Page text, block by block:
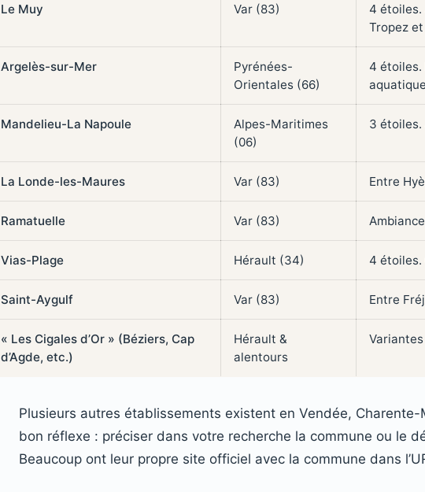
Le Muy Var (83)
4
Tropez
Argelès-sur-Mer
Pyrénées-
Orientales (66)
4 étoiles.
Mandelieu-La Napoule
Alpes-Maritimes
(06)
3 étoiles.
La Londe-les-Maures Var (83) Entre
Ramatuelle Var (83)
Vias-Plage Hérault (34) 4 étoiles.
Saint-Aygulf Var (83) Entre
« Les Cigales d’Or » (Béziers, Cap
d’Agde, etc.)
Hérault &
alentours
Plusieurs autres établissements existent en Vendée,
bon réflexe : préciser dans votre recherche la commune ou le
Beaucoup ont leur propre site officiel avec la commune dans